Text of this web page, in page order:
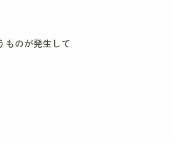
ものが発生して